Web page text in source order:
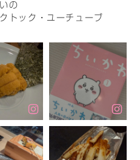
の
トック・ユーチューブ